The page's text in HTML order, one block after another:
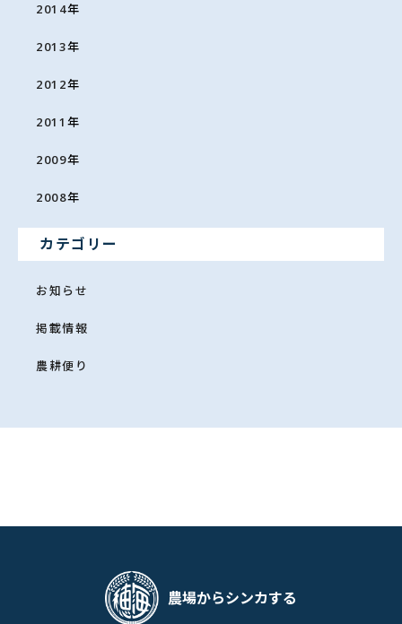
2014年
2013年
2012年
2011 年
2009年
2008年
カテゴリー
お知らせ
掲載情報
農耕便り
農場からシンカする